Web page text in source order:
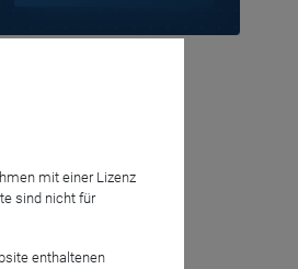
mit einer Lizenz
sind nicht für
enthaltenen